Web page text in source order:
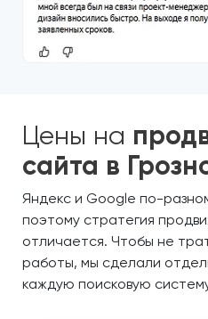
Цены на
сайта в
Яндекс и Google по-
поэтому стратегия
отличается. Чтобы не
работы, мы сделали
каждую поисковую